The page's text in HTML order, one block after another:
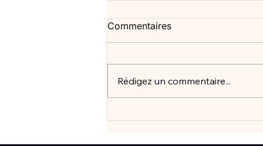
Commentaires
Rédigez un commentaire...